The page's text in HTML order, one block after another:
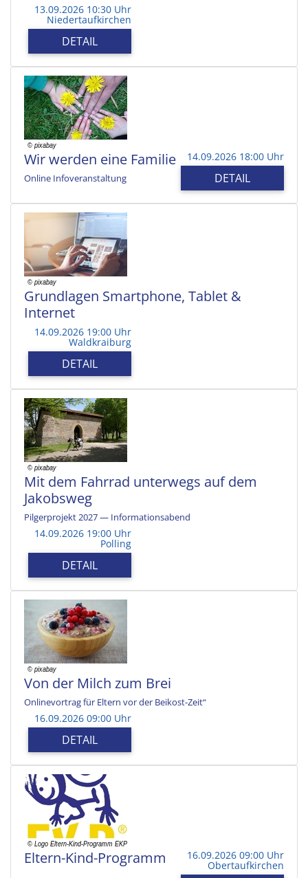
13.09.2026 10:30 Uhr
Niedertaufkirchen
DETAIL
Wir werden eine Familie
Online Infoveranstaltung
14.09.2026 18:00 Uhr
DETAIL
Grundlagen Smartphone, Tablet &
Internet
14.09.2026 19:00 Uhr
Waldkraiburg
DETAIL
Mit dem Fahrrad unterwegs auf dem
Jakobsweg
Pilgerprojekt 2027 — Informationsabend
14.09.2026 19:00 Uhr
Polling
DETAIL
Von der Milch zum Brei
Onlinevortrag für Eltern vor der Beikost-Zeit“
16.09.2026 09:00 Uhr
DETAIL
Eltern-Kind-Programm 16.09.2026 09:00 Uhr
Obertaufkirchen